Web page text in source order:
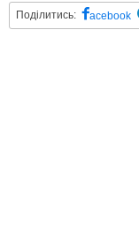
Поділитись: acebook